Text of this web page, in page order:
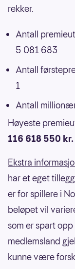
rekker.
Antall
5 081 683
Antall
1
Antall
Høyeste
116 618 550 kr.
Ekstra
har et eget
er for spillere i
beløpet vil
som er spart
medlemsland
kunne være